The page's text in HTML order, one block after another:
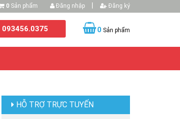
0 Sản phẩm Đăng nhập Đăng ký
093456.0375 0 Sản phẩm
HỖ TRỢ TRỰC TUYẾN